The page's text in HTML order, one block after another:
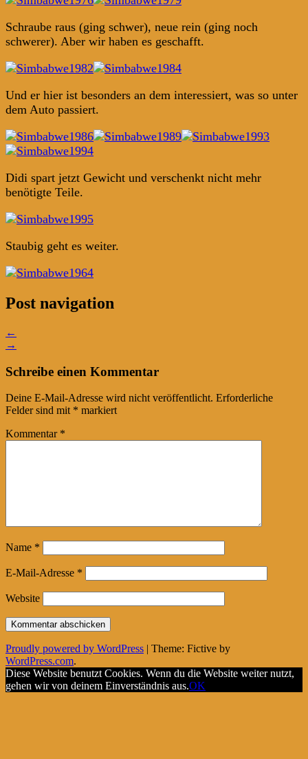
Schraube raus (ging schwer), neue rein (ging noch
schwerer). Aber wir haben es geschafft.
Und er hier ist besonders an dem interessiert, was so unter
dem Auto passiert.
Didi spart jetzt Gewicht und verschenkt nicht mehr
benötigte Teile.
Staubig geht es weiter.
Post navigation
←
→
Schreibe einen Kommentar
Deine E-Mail-Adresse wird nicht veröffentlicht. Erforderliche
Felder sind mit * markiert
Kommentar *
Name *
E-Mail-Adresse *
Website
Proudly powered by WordPress | Theme: Fictive by
WordPress.com.
Diese Website benutzt Cookies. Wenn du die Website weiter nutzt,
gehen wir von deinem Einverständnis aus.OK